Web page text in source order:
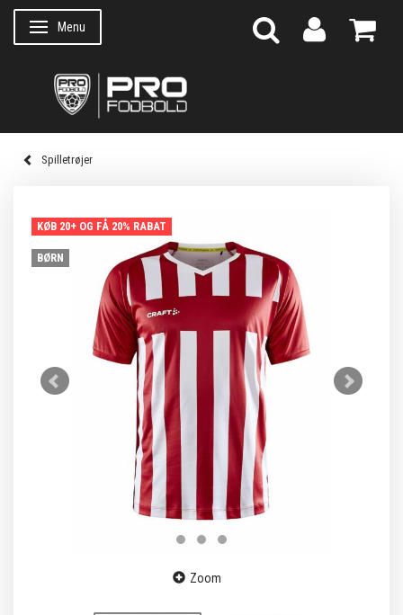
Skifte navigation
Menu
Spilletrøjer
KØB 20+ OG FÅ 20% RABAT
BØRN
Zoom